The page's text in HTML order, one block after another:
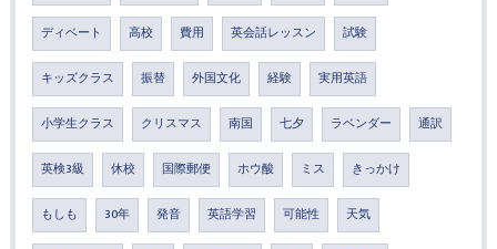
ディベート 高校 費用 英会話レッスン 試験
キッズクラス 振替 外国文化 経験 実用英語
小学生クラス クリスマス 南国 七夕 ラベンダー 通訳
英検3級 休校 国際郵便 ホウ酸 ミス きっかけ
もしも 30年 発音 英語学習 可能性 天気